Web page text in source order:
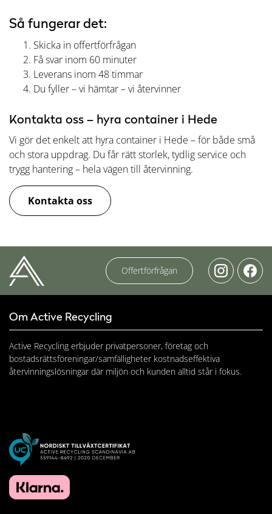
Så fungerar det:
Skicka in offertförfrågan
Få svar inom 60 minuter
Leverans inom 48 timmar
Du fyller – vi hämtar – vi återvinner
Kontakta oss – hyra container i Hede
Vi gör det enkelt att hyra container i Hede – för både små
och stora uppdrag. Du får rätt storlek, tydlig service och
trygg hantering – hela vägen till återvinning.
Kontakta oss
Offertförfrågan
Om Active Recycling
Active Recycling erbjuder privatpersoner, företag och
bostadsrättsföreningar/samfälligheter kostnadseffektiva
återvinningslösningar där miljön och kunden alltid står i fokus.